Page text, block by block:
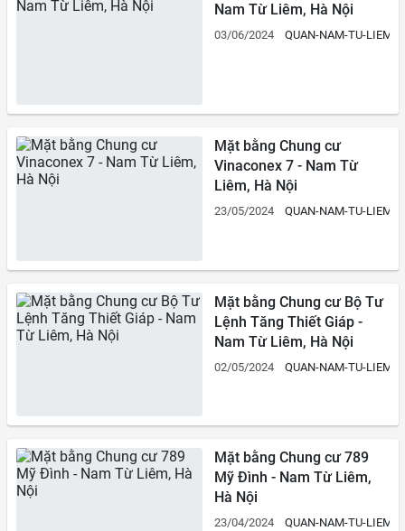
Nam Từ Liêm, Hà Nội
03/06/2024 QUAN-NAM-TU-LIEM
Mặt bằng Chung cư
Vinaconex 7 - Nam Từ
Liêm, Hà Nội
23/05/2024 QUAN-NAM-TU-LIEM
Mặt bằng Chung cư Bộ Tư
Lệnh Tăng Thiết Giáp -
Nam Từ Liêm, Hà Nội
02/05/2024 QUAN-NAM-TU-LIEM
Mặt bằng Chung cư 789
Mỹ Đình - Nam Từ Liêm,
Hà Nội
23/04/2024 QUAN-NAM-TU-LIEM